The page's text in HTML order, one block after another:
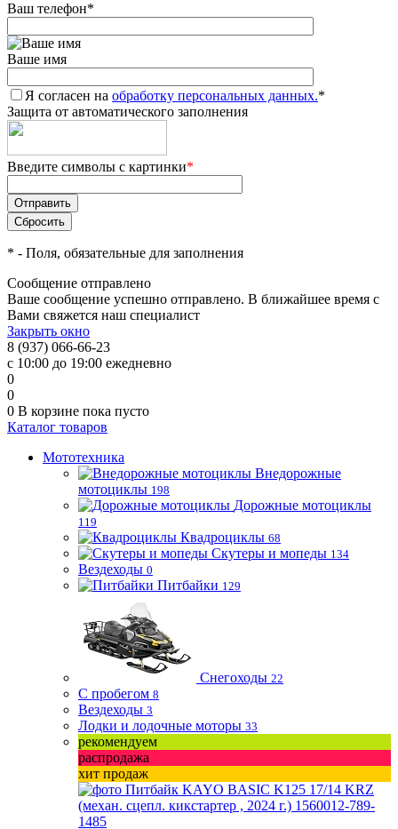
Ваш телефон*
Ваше имя
Я согласен на обработку персональных данных.*
Защита от автоматического заполнения
Введите символы с картинки*
* - Поля, обязательные для заполнения
Сообщение отправлено
Ваше сообщение успешно отправлено. В ближайшее время с
Вами свяжется наш специалист
Закрыть окно
8 (937) 066-66-23
с 10:00 до 19:00 ежедневно
0
0
0 В корзине пока пусто
Каталог товаров
Мототехника
Внедорожные
мотоциклы 198
Дорожные мотоциклы
119
Квадроциклы 68
Скутеры и мопеды 134
Вездеходы 0
Питбайки 129
Снегоходы 22
С пробегом 8
Вездеходы 3
Лодки и лодочные моторы 33
рекомендуем
распродажа
хит продаж